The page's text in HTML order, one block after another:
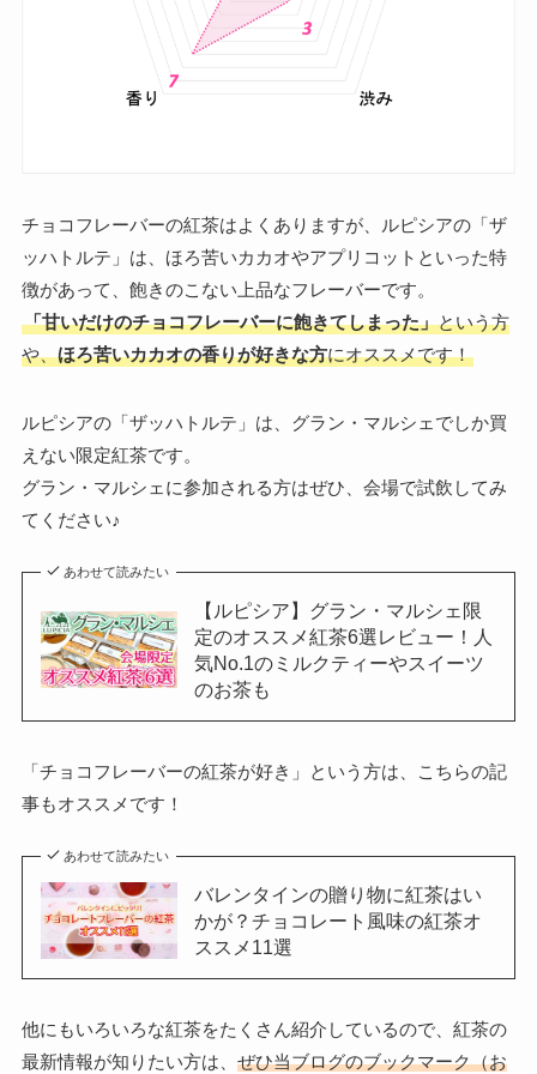
チョコフレーバーの紅茶はよくありますが、ルピシアの「ザ
ッハトルテ」は、ほろ苦いカカオやアプリコットといった特
徴があって、飽きのこない上品なフレーバーです。
「甘いだけのチョコフレーバーに飽きてしまった」という方
や、ほろ苦いカカオの香りが好きな方にオススメです！
ルピシアの「ザッハトルテ」は、グラン・マルシェでしか買
えない限定紅茶です。
グラン・マルシェに参加される方はぜひ、会場で試飲してみ
てください♪
あわせて読みたい
【ルピシア】グラン・マルシェ限
定のオススメ紅茶6選レビュー！人
気No.1のミルクティーやスイーツ
のお茶も
「チョコフレーバーの紅茶が好き」という方は、こちらの記
事もオススメです！
あわせて読みたい
バレンタインの贈り物に紅茶はい
かが？チョコレート風味の紅茶オ
ススメ11選
他にもいろいろな紅茶をたくさん紹介しているので、紅茶の
最新情報が知りたい方は、 ぜひ当ブログのブックマーク（お